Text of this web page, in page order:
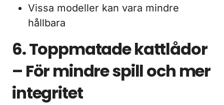
Vissa modeller kan vara mindre
hållbara
6. Toppmatade kattlådor
– För mindre spill och mer
integritet